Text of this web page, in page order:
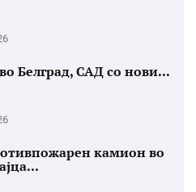
Белград, САД со нови...
камион во